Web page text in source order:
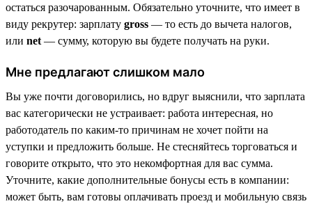
остаться разочарованным. Обязательно уточните, что имеет в
виду рекрутер: зарплату gross — то есть до вычета налогов,
или net — сумму, которую вы будете получать на руки.
Мне предлагают слишком мало
Вы уже почти договорились, но вдруг выяснили, что зарплата
вас категорически не устраивает: работа интересная, но
работодатель по каким-то причинам не хочет пойти на
уступки и предложить больше. Не стесняйтесь торговаться и
говорите открыто, что это некомфортная для вас сумма.
Уточните, какие дополнительные бонусы есть в компании:
может быть, вам готовы оплачивать проезд и мобильную связь